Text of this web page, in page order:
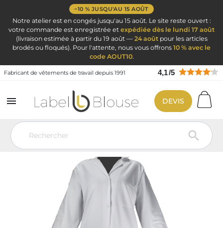
−10 % JUSQU'AU 15 AOÛT
Notre atelier est en congés jusqu'au 15 août. Le site reste ouvert :
votre commande est enregistrée et expédiée dès le lundi 17 août
(livraison estimée à partir du 19 août — 24 aoûtpour les articles
brodés ou floqués). Pour l'attente, nous vous offrons 10 % avec le
code AOUT10.
Fabricant de vêtements de travail depuis 1991 4,1/5


DEVIS
Vêtement de travail Blouse médicale
Blouse femme en coton